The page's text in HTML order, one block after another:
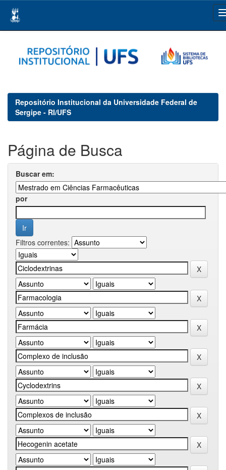
navigation
Repositório Institucional da Universidade Federal de
Sergipe - RI/UFS
Página de Busca
Buscar em:
por
Filtros correntes: